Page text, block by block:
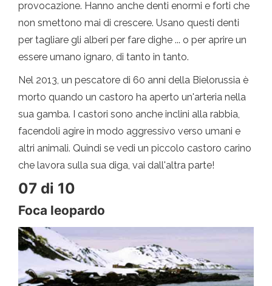
provocazione. Hanno anche denti enormi e forti che
non smettono mai di crescere. Usano questi denti
per tagliare gli alberi per fare dighe ... o per aprire un
essere umano ignaro, di tanto in tanto.
Nel 2013, un pescatore di 60 anni della Bielorussia è
morto quando un castoro ha aperto un'arteria nella
sua gamba. I castori sono anche inclini alla rabbia,
facendoli agire in modo aggressivo verso umani e
altri animali. Quindi se vedi un piccolo castoro carino
che lavora sulla sua diga, vai dall'altra parte!
07 di 10
Foca leopardo